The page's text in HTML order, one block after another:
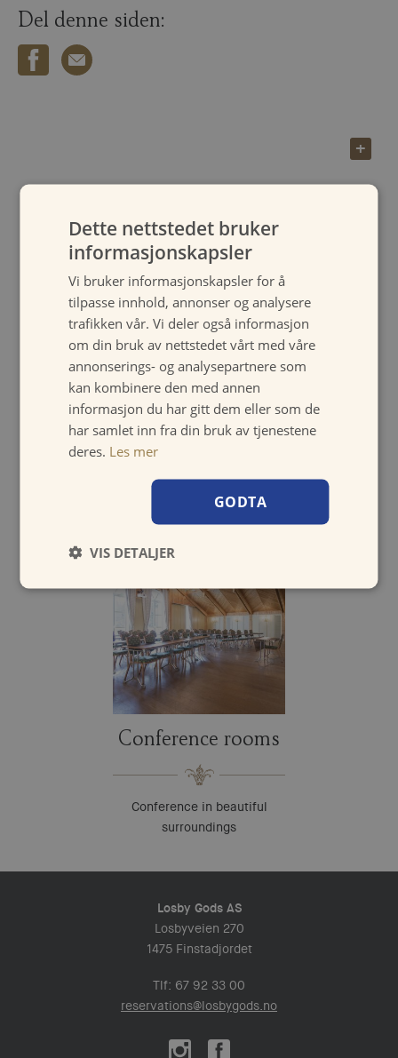
Del denne siden:
For other conference rooms:
Conference rooms
Conference in beautiful
surroundings
Losby Gods AS
Losbyveien 270
1475 Finstadjordet
Tlf: 67 92 33 00
reservations@losbygods.no
Dette nettstedet bruker
informasjonskapsler
Vi bruker informasjonskapsler for å
tilpasse innhold, annonser og analysere
trafikken vår. Vi deler også informasjon
om din bruk av nettstedet vårt med våre
annonserings- og analysepartnere som
kan kombinere den med annen
informasjon du har gitt dem eller som de
har samlet inn fra din bruk av tjenestene
deres. Les mer
GODTA
VIS DETALJER